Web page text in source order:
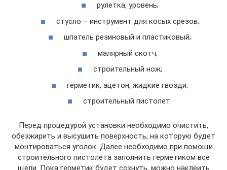
рулетка, уровень;
стусло – инструмент для косых срезов;
шпатель резиновый и пластиковый;
малярный скотч;
строительный нож;
герметик, ацетон, жидкие гвозди;
строительный пистолет.
Перед процедурой установки необходимо очистить,
обезжирить и высушить поверхность, на которую будет
монтироваться уголок. Далее необходимо при помощи
строительного пистолета заполнить герметиком все
щели. Пока герметик будет сохнуть, можно наклеить